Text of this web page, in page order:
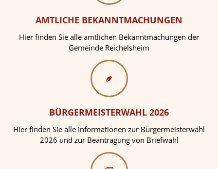
AMTLICHE BEKANNTMACHUNGEN
Hier finden Sie alle amtlichen Bekanntmachungen der
Gemeinde Reichelsheim
BÜRGERMEISTERWAHL 2026
Hier finden Sie alle Informationen zur Bürgermeisterwahl
2026 und zur Beantragung von Briefwahl